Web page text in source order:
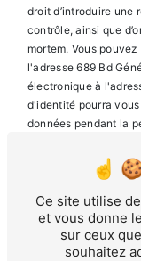
droit d’introduire une
contrôle, ainsi que
mortem. Vous
l'adresse 689 Bd
électronique à
d'identité pourra
données pendant la
durée de
contentieux. Vous
d'opposition au
adresse:
d’informations sur
Ce site utilise
et vous donne
sur ceux
souhaitez